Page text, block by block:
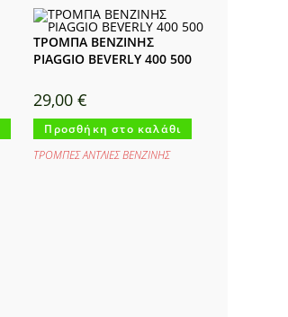
ΤΡΟΜΠΑ ΒΕΝΖΙΝΗΣ
PIAGGIO BEVERLY 400 500
29,00€
Προσθήκη στο καλάθι
ΤΡΟΜΠΕΣ ΑΝΤΛΙΕΣ ΒΕΝΖΙΝΗΣ